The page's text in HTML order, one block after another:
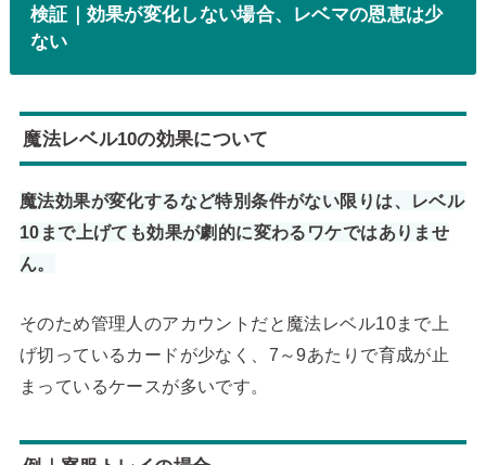
検証｜効果が変化しない場合、レベマの恩恵は少
ない
魔法レベル10の効果について
魔法効果が変化するなど特別条件がない限りは、レベル
10まで上げても効果が劇的に変わるワケではありませ
ん。
そのため管理人のアカウントだと魔法レベル10まで上
げ切っているカードが少なく、7～9あたりで育成が止
まっているケースが多いです。